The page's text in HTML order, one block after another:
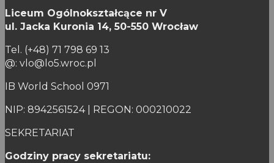
Liceum Ogólnokształcące nr V
ul. Jacka Kuronia 14, 50-550 Wrocław
Tel. (+48) 71 798 69 13
@: vlo@lo5.wroc.pl
IB World School 0971
NIP: 8942561524 | REGON: 000210022
SEKRETARIAT
Godziny pracy sekretariatu: